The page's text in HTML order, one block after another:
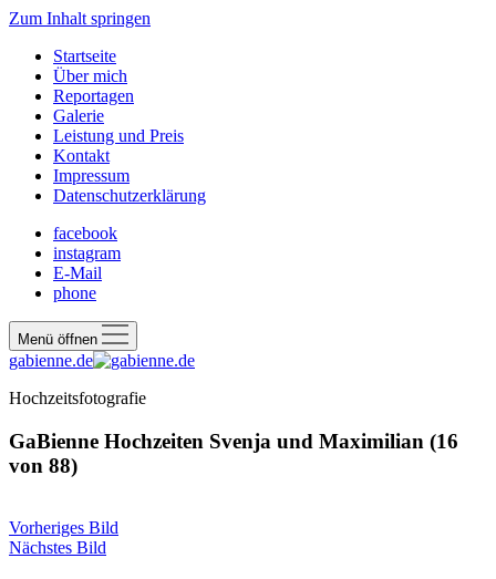
Zum Inhalt springen
Startseite
Über mich
Reportagen
Galerie
Leistung und Preis
Kontakt
Impressum
Datenschutzerklärung
facebook
instagram
E-Mail
phone
Menü öffnen
gabienne.de
Hochzeitsfotografie
GaBienne Hochzeiten Svenja und Maximilian (16
von 88)
Vorheriges Bild
Nächstes Bild